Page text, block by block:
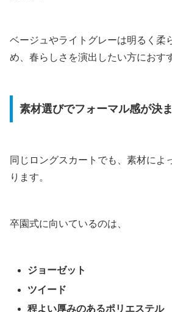
ベージュやライトグレーは明るく柔
め、春らしさを演出したい方におす
素材選びでフォーマル感が決
同じロングスカートでも、素材によ
ります。
卒園式に向いているのは、
ジョーゼット
ツイード
程よい厚みのあるポリエステル